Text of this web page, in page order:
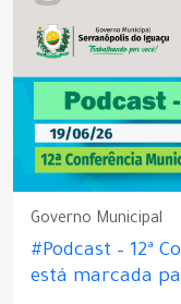
Governo Municipal
#Podcast – 12ª
está marcada